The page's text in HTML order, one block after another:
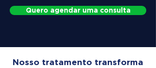
Quero agendar uma consulta
Nosso tratamento transforma